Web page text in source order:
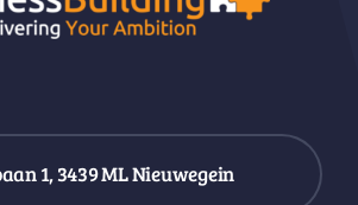
1, 3439 ML Nieuwegein